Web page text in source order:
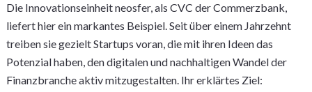
Die Innovationseinheit neosfer, als CVC der Commerzbank,
liefert hier ein markantes Beispiel. Seit über einem Jahrzehnt
treiben sie gezielt Startups voran, die mit ihren Ideen das
Potenzial haben, den digitalen und nachhaltigen Wandel der
Finanzbranche aktiv mitzugestalten. Ihr erklärtes Ziel: